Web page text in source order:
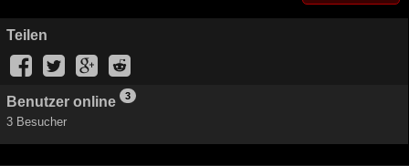
Teilen
Benutzer online 3
3 Besucher